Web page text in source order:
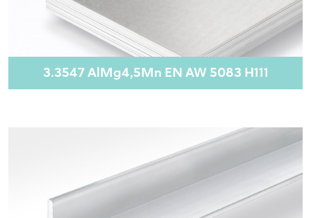
3.3547 AlMg4,5Mn EN AW 5083 H111